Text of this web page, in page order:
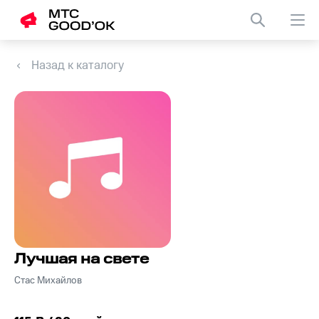
Назад к каталогу
Лучшая на свете
Стас Михайлов